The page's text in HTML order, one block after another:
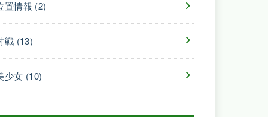
置情報 (2)
戦 (13)
少女 (10)